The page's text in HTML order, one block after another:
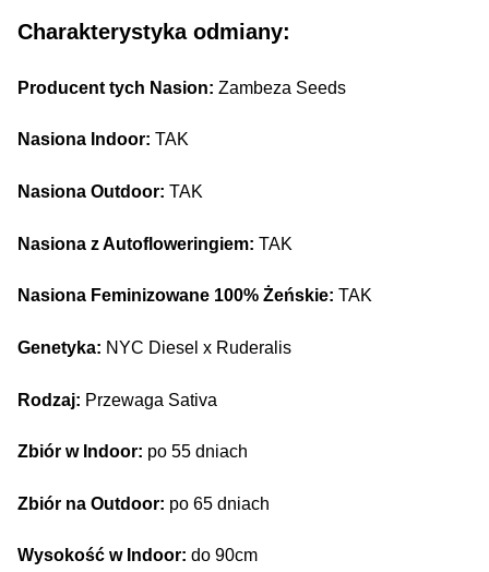
Charakterystyka odmiany:
Producent tych Nasion: Zambeza Seeds
Nasiona Indoor: TAK
Nasiona Outdoor: TAK
Nasiona z Autofloweringiem: TAK
Nasiona Feminizowane 100% Żeńskie: TAK
Genetyka: NYC Diesel x Ruderalis
Rodzaj: Przewaga Sativa
Zbiór w Indoor: po 55 dniach
Zbiór na Outdoor: po 65 dniach
Wysokość w Indoor: do 90cm